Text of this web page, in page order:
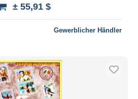
± 55,91 $
Gewerblicher Händler